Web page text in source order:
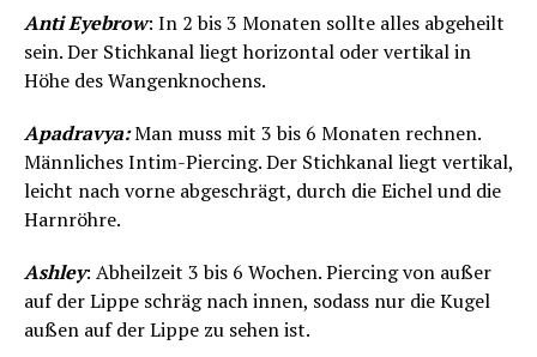
Anti Eyebrow: In 2 bis 3 Monaten sollte alles abgeheilt
sein. Der Stichkanal liegt horizontal oder vertikal in
Höhe des Wangenknochens.
Apadravya:Man muss mit 3 bis 6 Monaten rechnen.
Männliches Intim-Piercing. Der Stichkanal liegt vertikal,
leicht nach vorne abgeschrägt, durch die Eichel und die
Harnröhre.
Ashley: Abheilzeit 3 bis 6 Wochen. Piercing von außer
auf der Lippe schräg nach innen, sodass nur die Kugel
außen auf der Lippe zu sehen ist.